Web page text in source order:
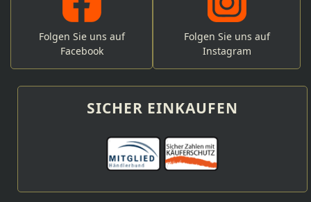
Folgen Sie uns auf
Facebook
Folgen Sie uns auf
Instagram
SICHER EINKAUFEN